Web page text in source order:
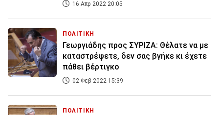
16 Απρ 2022 20:05
ΠΟΛΙΤΙΚΗ
Γεωργιάδης προς ΣΥΡΙΖΑ: Θέλατε να με
καταστρέψετε, δεν σας βγήκε κι έχετε
πάθει βέρτιγκο
02 Φεβ 2022 15:39
ΠΟΛΙΤΙΚΗ